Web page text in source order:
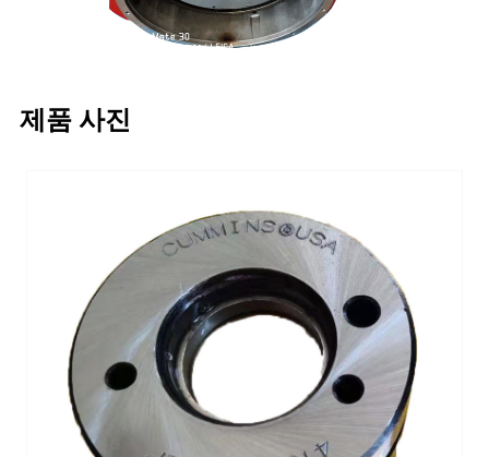
제품 사진